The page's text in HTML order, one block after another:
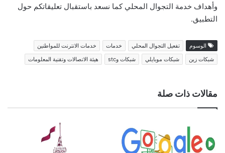
وأهداف خدمة التجوال المحلي كما نسعد باستقبال تعليقاتكم حول
التطبيق.
الوسوم تفعيل التجوال المحلي خدمات
خدمات الانترنت للمواطنين
شبكات زين
شبكات موبايلي شبكات وstc هيئة الاتصالات وتقنية المعلومات
مقالات ذات صلة